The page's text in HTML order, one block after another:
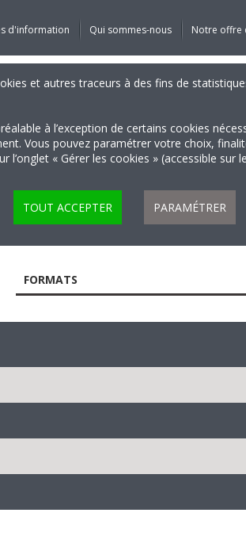
d'information Qui sommes-nous Notre offre
et autres traceurs à des fins de
à l’exception de certains cookies
Vous pouvez paramétrer votre choix,
« Gérer les cookies » (accessible sur
TOUT ACCEPTER PARAMÉTRER
FORMATS